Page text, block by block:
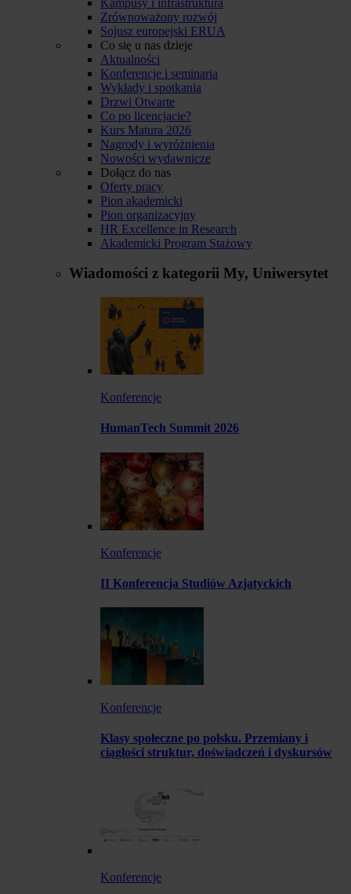
Zrównoważony rozwój
Sojusz europejski ERUA
Co się u nas dzieje
Aktualności
Konferencje i seminaria
Wykłady i spotkania
Drzwi Otwarte
Co po licencjacie?
Kurs Matura 2026
Nagrody i wyróżnienia
Nowości wydawnicze
Dołącz do nas
Oferty pracy
Pion akademicki
Pion organizacyjny
HR Excellence in Research
Akademicki Program Stażowy
Wiadomości z kategorii My, Uniwersytet
Konferencje
HumanTech Summit 2026
Konferencje
II Konferencja Studiów Azjatyckich
Konferencje
Klasy społeczne po polsku. Przemiany i
ciągłości struktur, doświadczeń i dyskursów
Konferencje